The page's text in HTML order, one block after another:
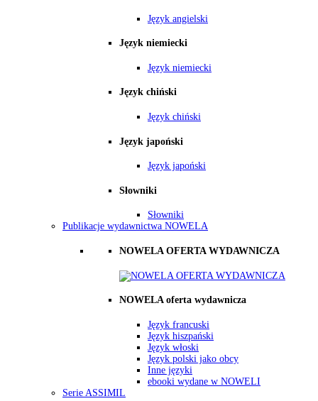
Język angielski
Język niemiecki
Język niemiecki
Język chiński
Język chiński
Język japoński
Język japoński
Słowniki
Słowniki
Publikacje wydawnictwa NOWELA
NOWELA OFERTA WYDAWNICZA
NOWELA oferta wydawnicza
Język francuski
Język hiszpański
Język włoski
Język polski jako obcy
Inne języki
ebooki wydane w NOWELI
Serie ASSIMIL